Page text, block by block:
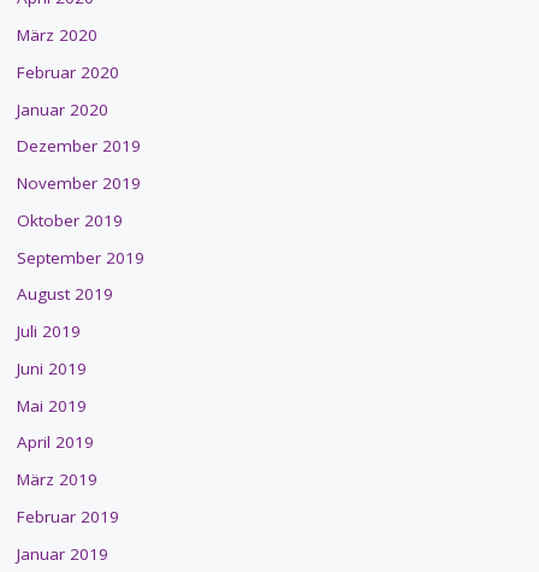
März 2020
Februar 2020
Januar 2020
Dezember 2019
November 2019
Oktober 2019
September 2019
August 2019
Juli 2019
Juni 2019
Mai 2019
April 2019
März 2019
Februar 2019
Januar 2019